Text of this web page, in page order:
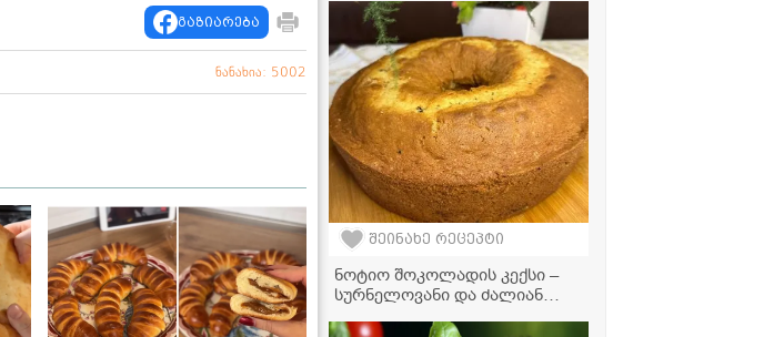
გაზიარება
ნანახია: 5002
აეროგრილისთვის
შეინახე რეცეპტი
ნოტიო შოკოლადის კექსი –
სურნელოვანი და ძალიან